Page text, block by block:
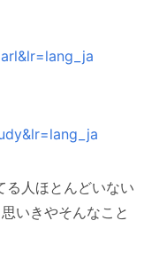
人ほとんどいない
いきやそんなこと